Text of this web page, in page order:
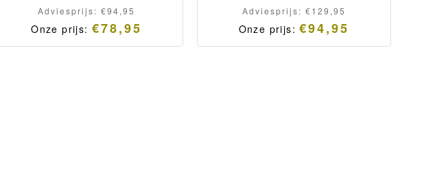
Adviesprijs:€94,95
Onze prijs:€78,95
Adviesprijs:€129,95
Onze prijs:€94,95